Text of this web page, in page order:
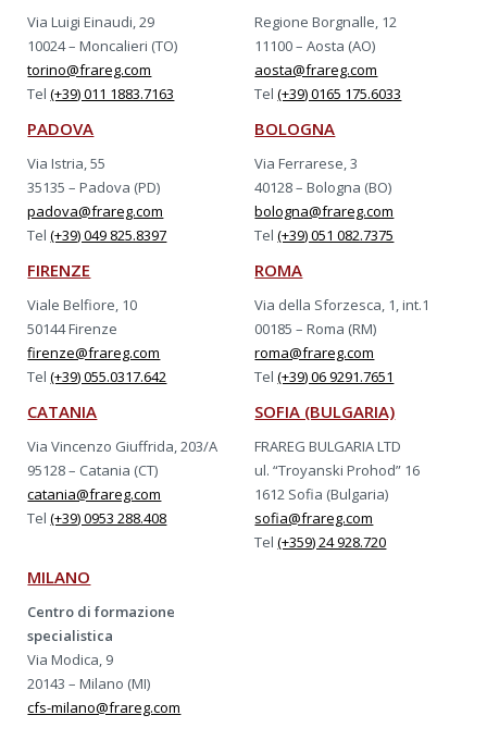
Via Luigi Einaudi, 29
10024 – Moncalieri (TO)
torino@frareg.com
Tel(+39) 011 1883.7163
Regione Borgnalle, 12
11100 – Aosta (AO)
aosta@frareg.com
Tel(+39) 0165 175.6033
PADOVA
Via Istria, 55
35135 – Padova (PD)
padova@frareg.com
Tel(+39) 049 825.8397
BOLOGNA
Via Ferrarese, 3
40128 – Bologna (BO)
bologna@frareg.com
Tel(+39) 051 082.7375
FIRENZE
Viale Belfiore, 10
50144 Firenze
firenze@frareg.com
Tel(+39) 055.0317.642
ROMA
Via della Sforzesca, 1, int.1
00185 – Roma (RM)
roma@frareg.com
Tel(+39) 06 9291.7651
CATANIA
Via Vincenzo Giuffrida, 203/A
95128 – Catania (CT)
catania@frareg.com
Tel(+39) 0953 288.408
SOFIA (BULGARIA)
FRAREG BULGARIA LTD
ul. “Troyanski Prohod” 16
1612 Sofia (Bulgaria)
sofia@frareg.com
Tel(+359) 24 928.720
MILANO
Centro di formazione
specialistica
Via Modica, 9
20143 – Milano (MI)
cfs-milano@frareg.com